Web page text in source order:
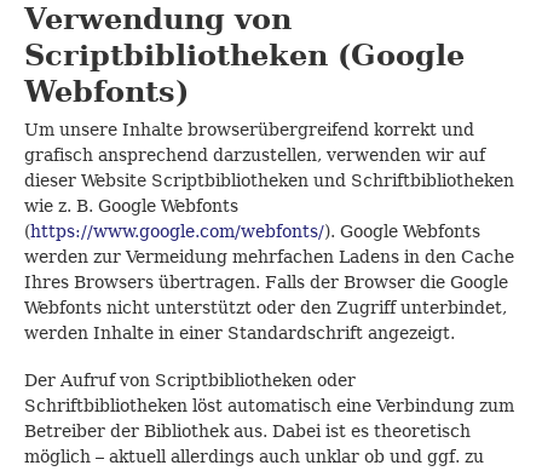
Verwendung von
Scriptbibliotheken (Google
Webfonts)
Um unsere Inhalte browserübergreifend korrekt und
grafisch ansprechend darzustellen, verwenden wir auf
dieser Website Scriptbibliotheken und Schriftbibliotheken
wie z. B. Google Webfonts
(https://www.google.com/webfonts/). Google Webfonts
werden zur Vermeidung mehrfachen Ladens in den Cache
Ihres Browsers übertragen. Falls der Browser die Google
Webfonts nicht unterstützt oder den Zugriff unterbindet,
werden Inhalte in einer Standardschrift angezeigt.
Der Aufruf von Scriptbibliotheken oder
Schriftbibliotheken löst automatisch eine Verbindung zum
Betreiber der Bibliothek aus. Dabei ist es theoretisch
möglich – aktuell allerdings auch unklar ob und ggf. zu